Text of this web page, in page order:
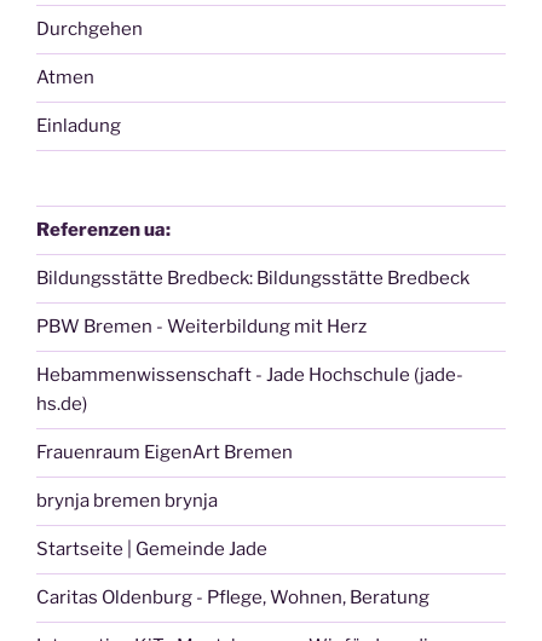
Durchgehen
Atmen
Einladung
Referenzen ua:
Bildungsstätte Bredbeck: Bildungsstätte Bredbeck
PBW Bremen - Weiterbildung mit Herz
Hebammenwissenschaft - Jade Hochschule (jade-
hs.de)
Frauenraum EigenArt Bremen
brynja bremen brynja
Startseite | Gemeinde Jade
Caritas Oldenburg - Pflege, Wohnen, Beratung